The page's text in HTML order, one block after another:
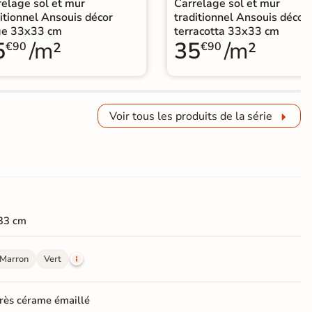
sol et mur
Ansouis décor
33x33 cm
€90 /m²
Carrelage sol et mur
traditionnel Ansouis décor
terracotta 33x33 cm
35€90 /m²
Voir tous les produits de la série
cm
Vert
cérame émaillé